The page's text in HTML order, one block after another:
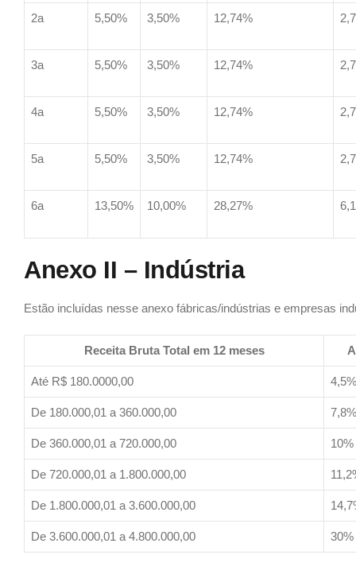
2a 5,50% 3,50% 12,74%
3a 5,50% 3,50% 12,74%
4a 5,50% 3,50% 12,74%
5a 5,50% 3,50% 12,74%
6a 13,50% 10,00% 28,27%
Anexo II – Indústria
Estão incluídas nesse anexo fábricas/indústrias e empresas
Receita Bruta Total em 12 meses
Até R$ 180.0000,00 4,5%
De 180.000,01 a 360.000,00 7,8%
De 360.000,01 a 720.000,00 10%
De 720.000,01 a 1.800.000,00
De 1.800.000,01 a 3.600.000,00
De 3.600.000,01 a 4.800.000,00 30%